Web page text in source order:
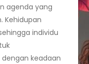
agenda yang
Kehidupan
individu
dengan keadaan